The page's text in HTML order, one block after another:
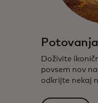
Potovanja
Doživite
povsem nov
odkrijte nekaj